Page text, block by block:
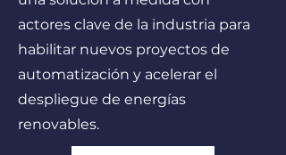
actores clave de la industria para
habilitar nuevos proyectos de
automatización y acelerar el
despliegue de energías
renovables.